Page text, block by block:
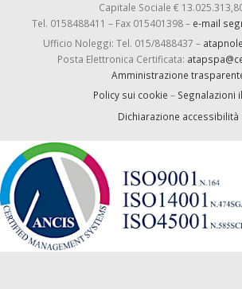
Capitale Sociale €
Tel. 0158488411 – Fax 015401398 – e-mail
Ufficio Noleggi: Tel. 015/8488437 –
Posta Elettronica Certificata:
Amministrazione
Policy sui cookie – Segnalazioni
Dichiarazione accessibilità